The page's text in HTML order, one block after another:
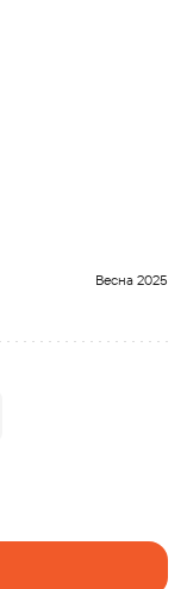
Весна 2025